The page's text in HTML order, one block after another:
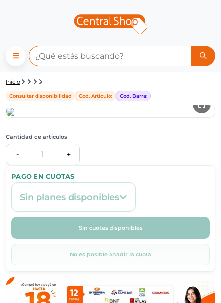
Detalle de producto | Central
Inicio
Consultar disponibilidad Cod. Articulo: Cod. Barra:
PAGO EN CUOTAS
Sin planes disponibles
Sin cuotas disponibles
No es posible añadir la cuota
Cantidad de artículos
- 1 +